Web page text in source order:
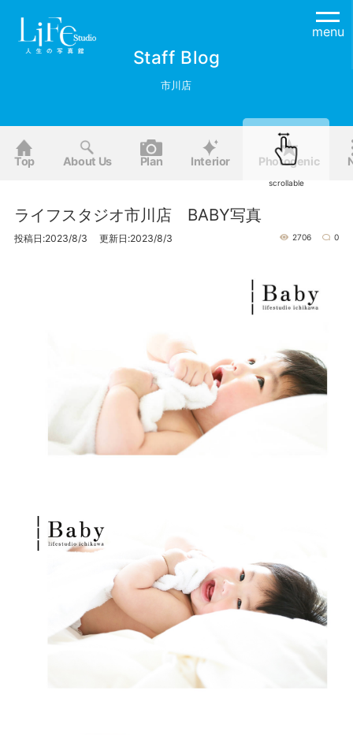
menu
Staff Blog
市川店
Top About Us Plan Interior Photogenic
ライフスタジオ市川店 BABY写真
投稿日:2023/8/3 更新日:2023/8/3 2706 0